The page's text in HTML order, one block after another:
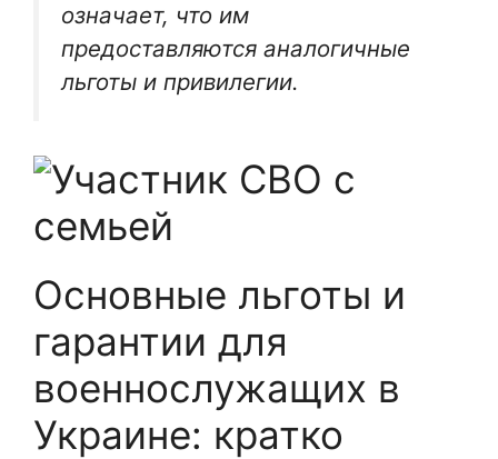
означает, что им
предоставляются аналогичные
льготы и привилегии.
Основные льготы и
гарантии для
военнослужащих в
Украине: кратко